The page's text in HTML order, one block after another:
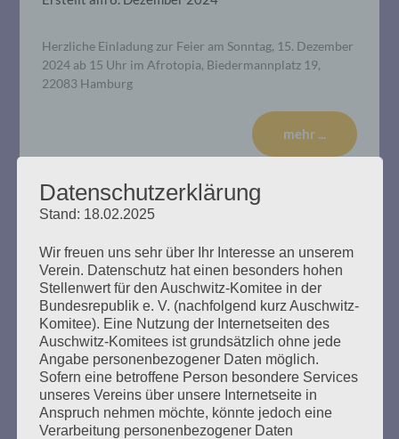
Herzliche Einladung zur Feier am Sonntag, 15. Dezember
2024 ab 15 Uhr im Afrotopia, Biedermannplatz 19,
22083 Hamburg
mehr ...
spricht
Erstellt am8. Dezember 2024
Ein Buch zum 100. Geburtstag von Esther Bejarano. Hrsg.
vom Auschwitz-Komitee in der Bundesrepublik
Deutschland e. V., Zusammengestellt von Helga Obens
und Susanne Kondoch-Klockow, mit einem Beitrag von
Detlef Garbe
Datenschutzerklärung
Stand: 18.02.2025
Wir freuen uns sehr über Ihr Interesse an unserem
Verein. Datenschutz hat einen besonders hohen
Stellenwert für den Auschwitz-Komitee in der
Bundesrepublik e. V. (nachfolgend kurz Auschwitz-
Komitee). Eine Nutzung der Internetseiten des
Auschwitz-Komitees ist grundsätzlich ohne jede
Angabe personenbezogener Daten möglich.
Sofern eine betroffene Person besondere Services
unseres Vereins über unsere Internetseite in
Anspruch nehmen möchte, könnte jedoch eine
Verarbeitung personenbezogener Daten